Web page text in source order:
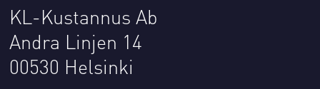
KL-Kustannus Ab
Andra Linjen 14
00530 Helsinki